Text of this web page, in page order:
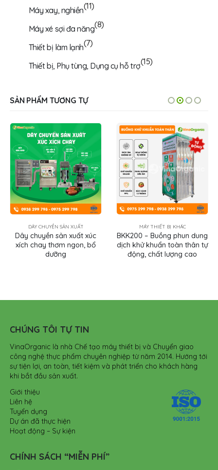
Máy xay, nghiền(11)
Máy xé sợi đa năng(8)
Thiết bị làm lạnh(7)
Thiết bị, Phụ tùng, Dụng cụ hỗ trợ(15)
SẢN PHẨM TƯƠNG TỰ
MÁY THIẾT BỊ KHÁC
BKK200 – Buồng phun dung
dịch khử khuẩn toàn thân tự
động, chất lượng cao
MÁY THIẾT BỊ KHÁC
BKT330 – Bồn khuấy trộn
trứng 330 lít, khuấy trộn
nhanh chóng, chất lượng
CHÚNG TÔI TỰ TIN
VinaOrganic là nhà Chế tạo máy thiết bị và Chuyển giao
công nghệ thực phẩm chuyên nghiệp từ năm 2014. Hướng tới
sự tiện lợi, an toàn, tiết kiệm và phát triển cho khách hàng
khi bắt đầu sản xuất.
Giới thiệu
Liên hệ
Tuyển dụng
Dự án đã thực hiện
Hoạt động – Sự kiện
CHÍNH SÁCH “MIỄN PHÍ”